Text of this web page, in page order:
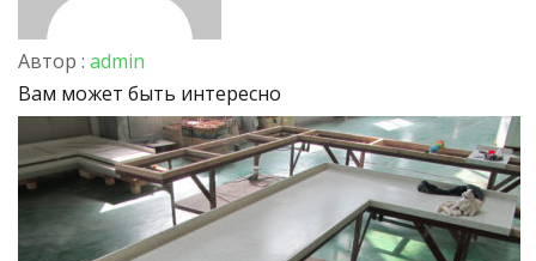
Автор : admin
Вам может быть интересно